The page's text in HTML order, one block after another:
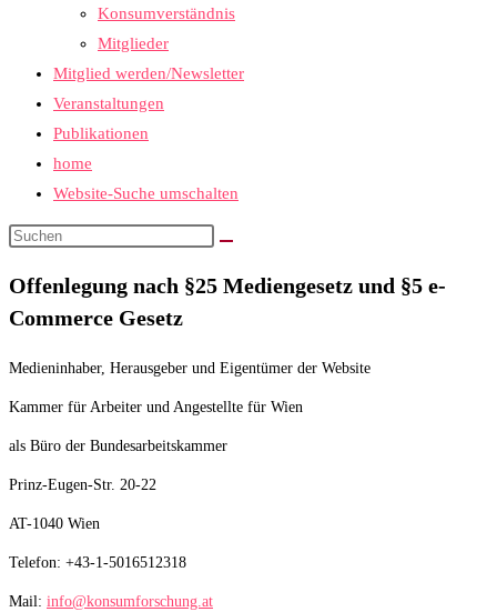
Konsumverständnis
Mitglieder
Mitglied werden/Newsletter
Veranstaltungen
Publikationen
home
Website-Suche umschalten
Offenlegung nach §25 Mediengesetz und §5 e-
Commerce Gesetz
Medieninhaber, Herausgeber und Eigentümer der Website
Kammer für Arbeiter und Angestellte für Wien
als Büro der Bundesarbeitskammer
Prinz-Eugen-Str. 20-22
AT-1040 Wien
Telefon: +43-1-5016512318
Mail: info@konsumforschung.at